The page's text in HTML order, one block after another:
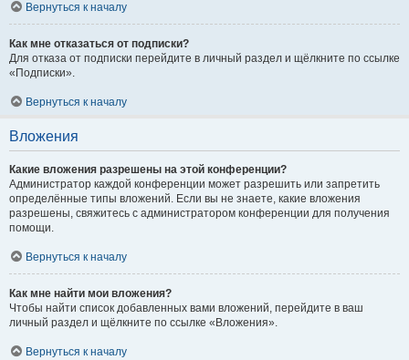
Вернуться к началу
Как мне отказаться от подписки?
Для отказа от подписки перейдите в личный раздел и щёлкните по ссылке
«Подписки».
Вернуться к началу
Вложения
Какие вложения разрешены на этой конференции?
Администратор каждой конференции может разрешить или запретить
определённые типы вложений. Если вы не знаете, какие вложения
разрешены, свяжитесь с администратором конференции для получения
помощи.
Вернуться к началу
Как мне найти мои вложения?
Чтобы найти список добавленных вами вложений, перейдите в ваш
личный раздел и щёлкните по ссылке «Вложения».
Вернуться к началу